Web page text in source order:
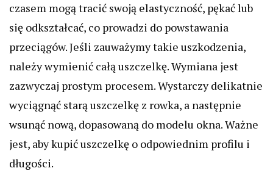
czasem mogą tracić swoją elastyczność, pękać lub
się odkształcać, co prowadzi do powstawania
przeciągów. Jeśli zauważymy takie uszkodzenia,
należy wymienić całą uszczelkę. Wymiana jest
zazwyczaj prostym procesem. Wystarczy delikatnie
wyciągnąć starą uszczelkę z rowka, a następnie
wsunąć nową, dopasowaną do modelu okna. Ważne
jest, aby kupić uszczelkę o odpowiednim profilu i
długości.